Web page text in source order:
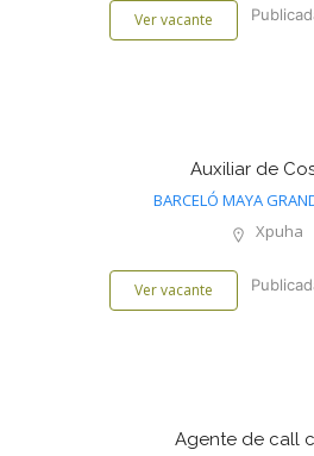
Ver vacante
Auxiliar de
BARCELÓ MAYA
Xpuha
Ver vacante
Agente de call